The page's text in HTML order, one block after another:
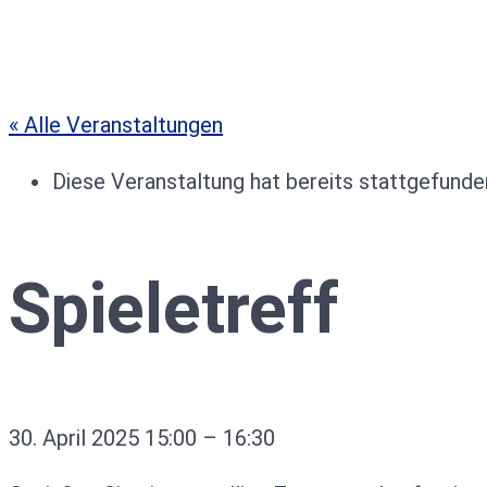
« Alle Veranstaltungen
Diese Veranstaltung hat bereits
Spieletreff
30. April 2025 15:00 – 16:30